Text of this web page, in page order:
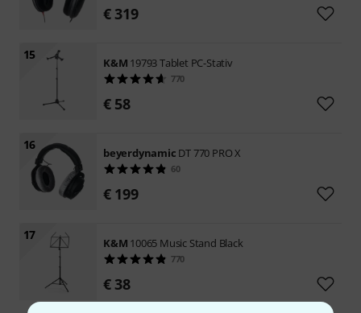
€ 319
15
K&M 19793 Tablet PC-Stativ
770
€ 58
16
beyerdynamic DT 770 PRO X
60
€ 199
17
K&M 10065 Music Stand Black
770
€ 38